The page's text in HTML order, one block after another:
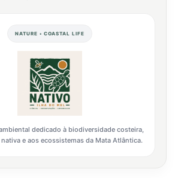
NATURE • COASTAL LIFE
dedicado à biodiversidade costeira,
e aos ecossistemas da Mata Atlântica.